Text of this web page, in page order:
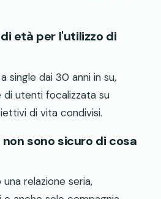
età per l'utilizzo di
single dai 30 anni in su,
di utenti focalizzata su
di vita condivisi.
sono sicuro di cosa
relazione seria,